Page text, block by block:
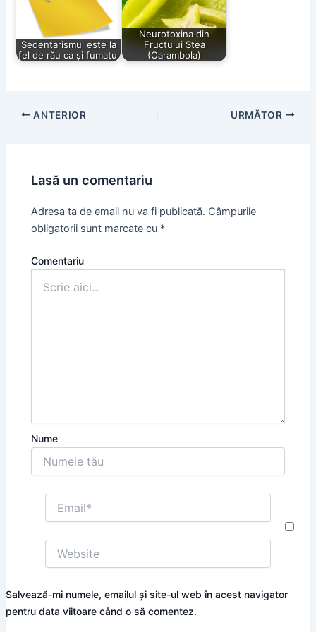
Sedentarismul este la
fel de rău ca și fumatul
Neurotoxina din
Fructului Stea
(Carambola)
Post ANTERIOR URMĂTOR
Lasă un comentariu
Adresa ta de email nu va fi publicată. Câmpurile
obligatorii sunt marcate cu *
Comentariu
Nume
Email*
Website
Salvează-mi numele, emailul și site-ul web în acest navigator
pentru data viitoare când o să comentez.